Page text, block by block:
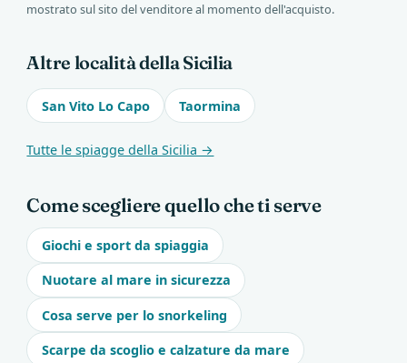
mostrato sul sito del venditore al momento dell'acquisto.
Altre località della Sicilia
San Vito Lo Capo Taormina
Tutte le spiagge della Sicilia →
Come scegliere quello che ti serve
Giochi e sport da spiaggia
Nuotare al mare in sicurezza
Cosa serve per lo snorkeling
Scarpe da scoglio e calzature da mare